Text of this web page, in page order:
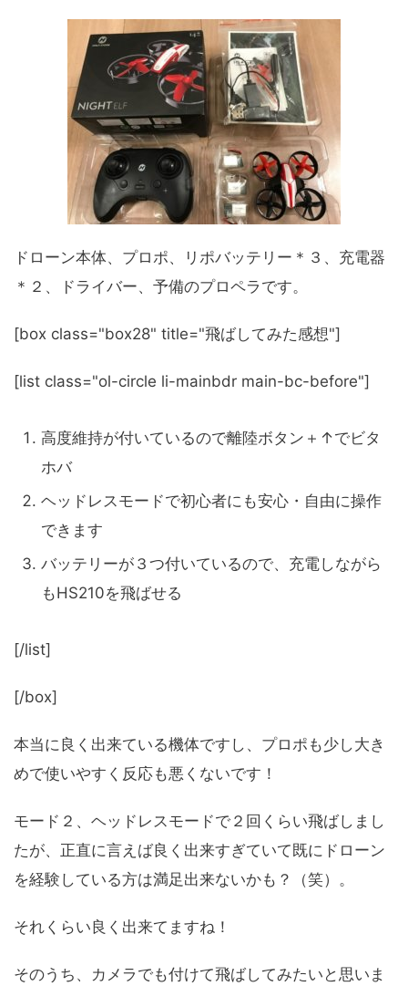
ドローン本体、プロポ、リポバッテリー＊３、充電器
＊２、ドライバー、予備のプロペラです。
[box class="box28" title="飛ばしてみた感想"]
[list class="ol-circle li-mainbdr main-bc-before"]
高度維持が付いているので離陸ボタン＋↑でビタ
ホバ
ヘッドレスモードで初心者にも安心・自由に操作
できます
バッテリーが３つ付いているので、充電しながら
もHS210を飛ばせる
[/list]
[/box]
本当に良く出来ている機体ですし、プロポも少し大き
めで使いやすく反応も悪くないです！
モード２、ヘッドレスモードで２回くらい飛ばしまし
たが、正直に言えば良く出来すぎていて既にドローン
を経験している方は満足出来ないかも？（笑）。
それくらい良く出来てますね！
そのうち、カメラでも付けて飛ばしてみたいと思いま